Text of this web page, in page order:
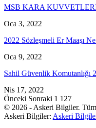
MSB KARA
Oca 3, 2022
2022 Sözleşmeli Er Maaşı
Oca 9, 2022
Sahil Güvenlik Komutanlığı
Nis 17, 2022
Önceki Sonraki 1 127
© 2026 - Askeri Bilgiler.
Askeri Bilgiler: Askeri